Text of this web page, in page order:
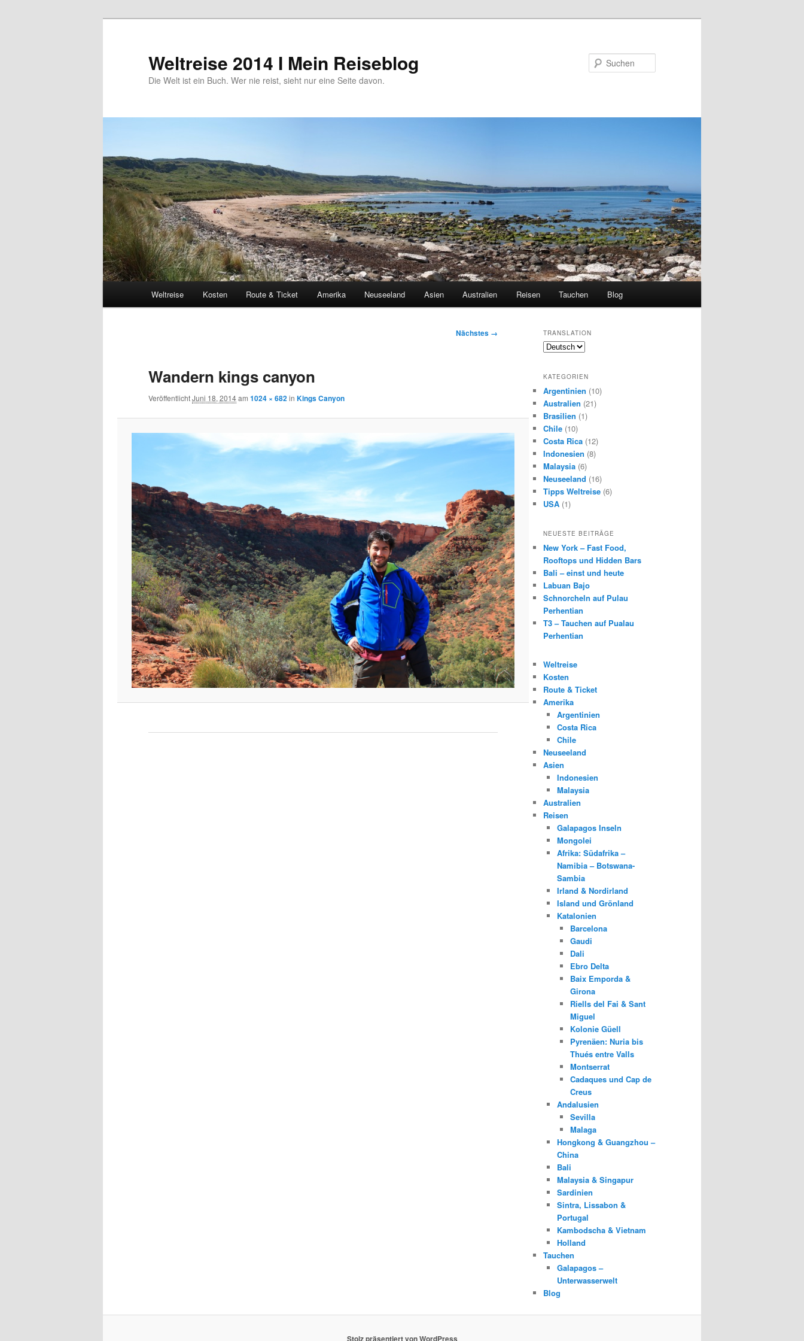
Weltreise 2014 I Mein Reiseblog
Die Welt ist ein Buch. Wer nie reist, sieht nur eine Seite davon.
Weltreise Kosten Route & Ticket Amerika Neuseeland Asien Australien Reisen Tauchen Blog
Nächstes →
Wandern kings canyon
VeröffentlichtJuni 18, 2014am 1024 × 682in Kings Canyon
TRANSLATION
KATEGORIEN
Argentinien (10)
Australien (21)
Brasilien (1)
Chile (10)
Costa Rica (12)
Indonesien (8)
Malaysia (6)
Neuseeland (16)
Tipps Weltreise (6)
USA (1)
NEUESTE BEITRÄGE
New York – Fast Food,
Rooftops und Hidden Bars
Bali – einst und heute
Labuan Bajo
Schnorcheln auf Pulau
Perhentian
T3 – Tauchen auf Pualau
Perhentian
Weltreise
Kosten
Route & Ticket
Amerika
Argentinien
Costa Rica
Chile
Neuseeland
Asien
Indonesien
Malaysia
Australien
Reisen
Galapagos Inseln
Mongolei
Afrika: Südafrika –
Namibia – Botswana-
Sambia
Irland & Nordirland
Island und Grönland
Katalonien
Barcelona
Gaudi
Dali
Ebro Delta
Baix Emporda &
Girona
Riells del Fai & Sant
Miguel
Kolonie Güell
Pyrenäen: Nuria bis
Thués entre Valls
Montserrat
Cadaques und Cap de
Creus
Andalusien
Sevilla
Malaga
Hongkong & Guangzhou –
China
Bali
Malaysia & Singapur
Sardinien
Sintra, Lissabon &
Portugal
Kambodscha & Vietnam
Holland
Tauchen
Galapagos –
Unterwasserwelt
Blog
Stolz präsentiert von WordPress